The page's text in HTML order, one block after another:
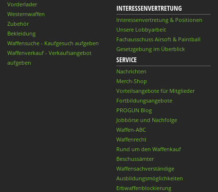
Vorderlader
Westernwaffen
Zubehör
Bekleidung
Waffensuche - Kaufgesuch aufgeben
Waffenverkauf - Verkaufsangebot
aufgeben
INTERESSENVERTRETUNG
Interessenvertretung & Positionen
Unsere Lobbyarbeit
Fachausschuss Airsoft & Paintball
Gesetzgebung im Überblick
SERVICE
Nachrichten
Merch-Shop
Vorteilsangebote für Mitglieder
Fortbildungsangebote
PROGUN Blog
Jobbörse und Nachfolge
Waffen-ABC
Waffenrecht
Rund um den Waffenkauf
Beschussämter
Waffensachverständige
Ausbildungsmöglichkeiten
Erbwaffenblockierung